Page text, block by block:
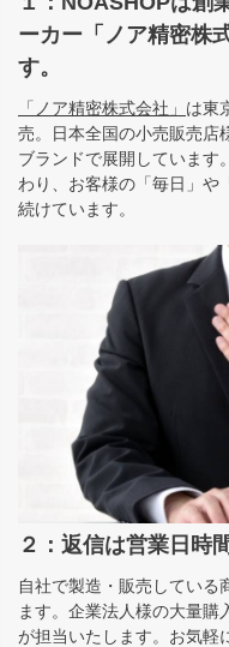
ーカー「ノア精密株
す。
「ノア精密株式会社」 は東
売。日本全国の小売販売店
ブランドで展開しています
わり、お客様の「毎日」や
続けています。
２：返信は営業日時
自社で製造・販売している
ます。企業法人様の大量購
が担当いたします。お気軽